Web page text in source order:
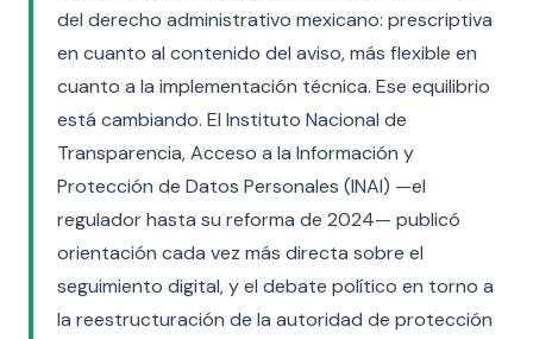
del derecho administrativo mexicano: prescriptiva
en cuanto al contenido del aviso, más flexible en
cuanto a la implementación técnica. Ese equilibrio
está cambiando. El Instituto Nacional de
Transparencia, Acceso a la Información y
Protección de Datos Personales (INAI) —el
regulador hasta su reforma de 2024— publicó
orientación cada vez más directa sobre el
seguimiento digital, y el debate político en torno a
la reestructuración de la autoridad de protección